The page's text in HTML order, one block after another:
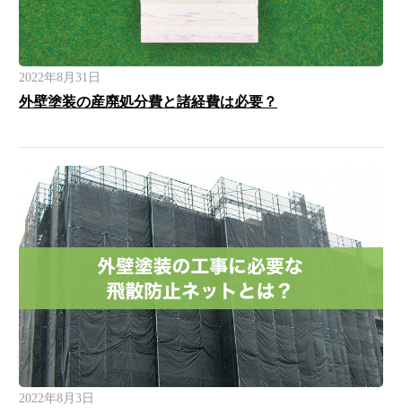
2022年8月31日
外壁塗装の産廃処分費と諸経費は必要？
2022年8月3日